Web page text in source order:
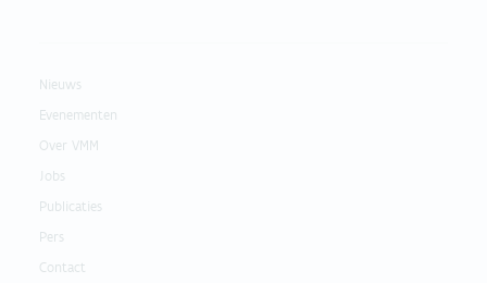
Nieuws
Evenementen
Over VMM
Jobs
Publicaties
Pers
Contact